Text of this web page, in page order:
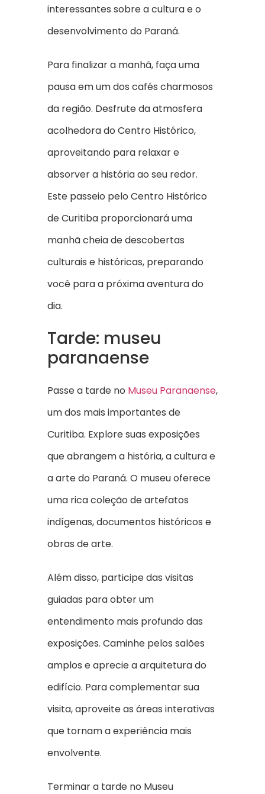
interessantes sobre a cultura e o
desenvolvimento do Paraná.
Para finalizar a manhã, faça uma
pausa em um dos cafés charmosos
da região. Desfrute da atmosfera
acolhedora do Centro Histórico,
aproveitando para relaxar e
absorver a história ao seu redor.
Este passeio pelo Centro Histórico
de Curitiba proporcionará uma
manhã cheia de descobertas
culturais e históricas, preparando
você para a próxima aventura do
dia.
Tarde: museu
paranaense
Passe a tarde no Museu Paranaense,
um dos mais importantes de
Curitiba. Explore suas exposições
que abrangem a história, a cultura e
a arte do Paraná. O museu oferece
uma rica coleção de artefatos
indígenas, documentos históricos e
obras de arte.
Além disso, participe das visitas
guiadas para obter um
entendimento mais profundo das
exposições. Caminhe pelos salões
amplos e aprecie a arquitetura do
edifício. Para complementar sua
visita, aproveite as áreas interativas
que tornam a experiência mais
envolvente.
Terminar a tarde no Museu